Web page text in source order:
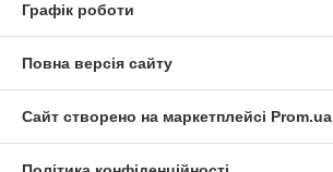
Графік роботи
Повна версія сайту
Сайт створено на маркетплейсі Prom.ua